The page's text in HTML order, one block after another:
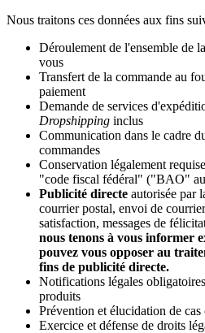
Nous traitons ces données aux fins
Déroulement de l'ensemble de
vous
Transfert de la commande au
paiement
Demande de services
Dropshipping inclus
Communication dans le cadre
commandes
Conservation légalement
"code fiscal fédéral" ("BAO"
Publicité directe autorisée par
courrier postal, envoi de
satisfaction, messages de
nous tenons à vous informer
pouvez vous opposer au
fins de publicité directe.
Notifications légales
produits
Prévention et élucidation de
Exercice et défense de droits